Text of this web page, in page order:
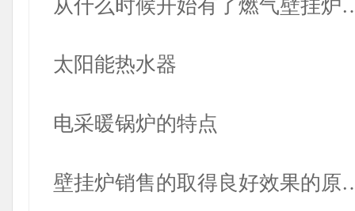
从什么时候开始有了燃气壁挂炉
太阳能热水器
电采暖锅炉的特点
壁挂炉销售的取得良好效果的原